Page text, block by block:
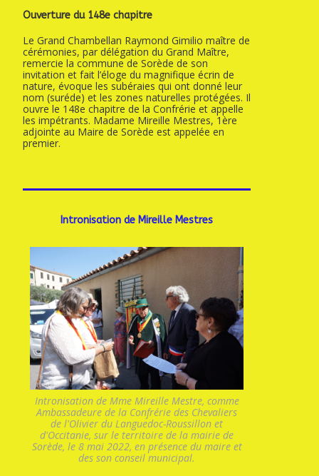
Ouverture du 148e chapitre
Le Grand Chambellan Raymond Gimilio maître de
cérémonies, par délégation du Grand Maître,
remercie la commune de Sorède de son
invitation et fait l’éloge du magnifique écrin de
nature, évoque les subéraies qui ont donné leur
nom (suréde) et les zones naturelles protégées. Il
ouvre le 148e chapitre de la Confrérie et appelle
les impétrants. Madame Mireille Mestres, 1ère
adjointe au Maire de Sorède est appelée en
premier.
Intronisation de Mireille Mestres
Intronisation de Mme Mireille Mestre, comme
Ambassadeure de la Confrérie des Chevaliers
de l'Olivier du Languedoc-Roussillon et
d'Occitanie, sur le territoire de la mairie de
Sorède, le 8 mai 2022, en présence du maire et
des son conseil municipal.